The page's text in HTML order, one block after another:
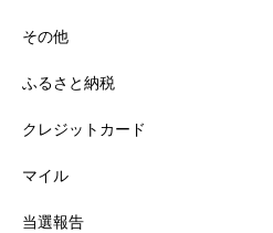
その他
ふるさと納税
クレジットカード
マイル
当選報告